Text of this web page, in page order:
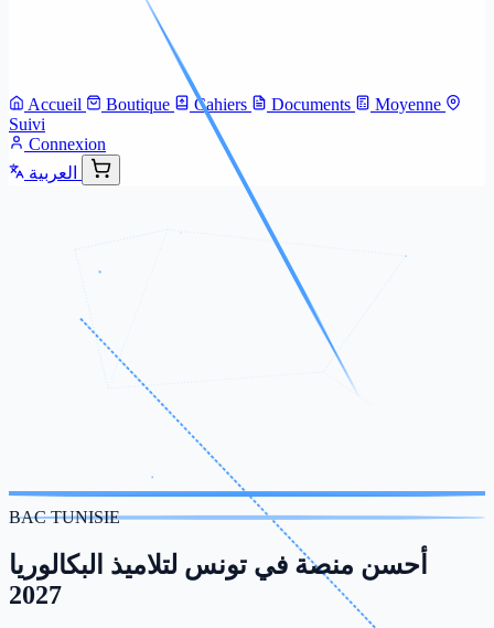
Accueil Boutique Cahiers Documents
Moyenne
Suivi
Connexion
العربية
BAC TUNISIE
أحسن منصة في تونس لتلاميذ البكالوريا
2027